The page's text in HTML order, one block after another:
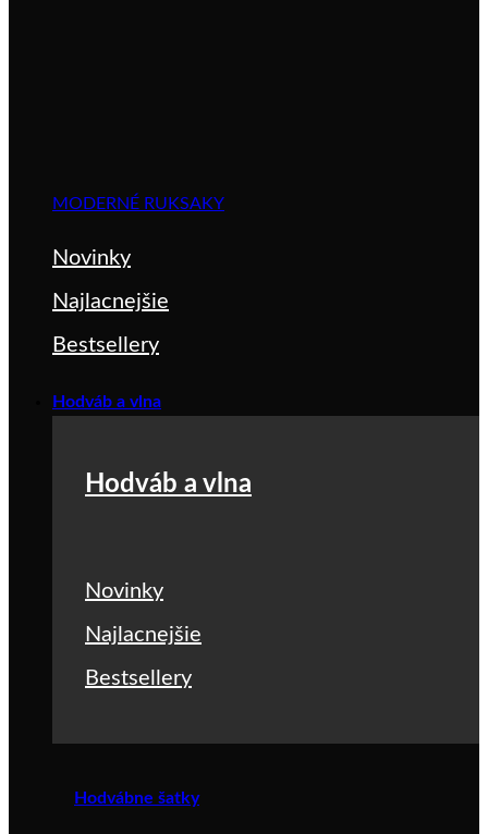
MODERNÉ RUKSAKY
Novinky
Najlacnejšie
Bestsellery
Hodváb a vlna
Hodváb a vlna
Novinky
Najlacnejšie
Bestsellery
Hodvábne šatky